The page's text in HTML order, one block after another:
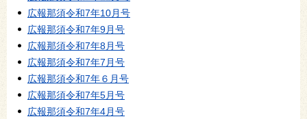
広報那須令和7年10月号
広報那須令和7年9月号
広報那須令和7年8月号
広報那須令和7年7月号
広報那須令和7年６月号
広報那須令和7年5月号
広報那須令和7年4月号